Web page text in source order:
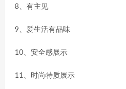
8、有主见
9、爱生活有品味
10、安全感展示
11、时尚特质展示